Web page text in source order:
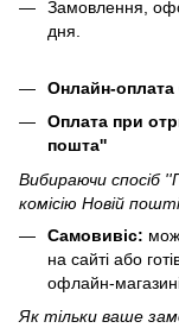
Замовлення,
дня.
Онлайн-оплата
Оплата при
пошта''
Вибираючи спосіб
комісію Новій
Самовивіс:
на сайті або
офлайн-
Як тільки ваше